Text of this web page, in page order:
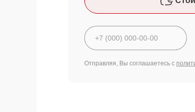
Отправляя, Вы соглашаетесь с